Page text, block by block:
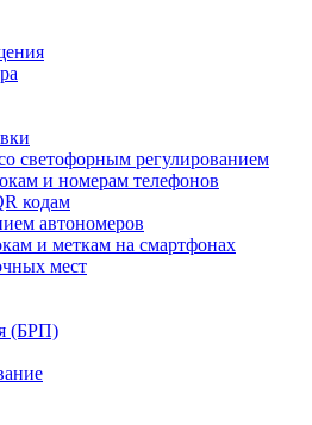
светофорным регулированием
и номерам телефонов
кодам
автономеров
и меткам на смартфонах
мест
(БРП)